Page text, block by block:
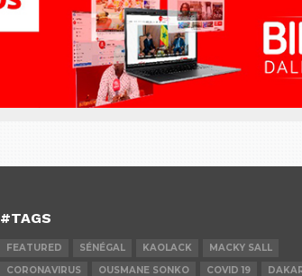
#TAGS
FEATURED SÉNÉGAL KAOLACK
MACKY SALL
CORONAVIRUS
OUSMANE SONKO COVID 19